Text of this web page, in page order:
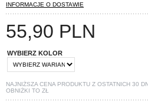
INFORMACJE O DOSTAWIE
55,90 PLN
WYBIERZ KOLOR
NAJNIŻSZA CENA PRODUKTU Z OSTATNICH 30
OBNIŻKI TO ZŁ